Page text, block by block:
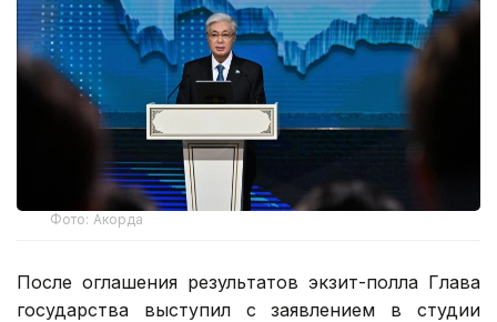
Фото: Акорда
После оглашения результатов экзит-полла Глава
государства выступил с заявлением в студии